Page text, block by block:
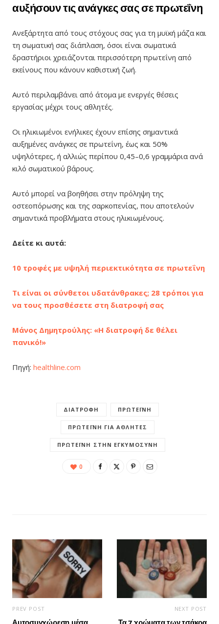
αυξήσουν τις ανάγκες σας σε πρωτεΐνη
Ανεξάρτητα από τους στόχους σας για τη μυϊκή μάζα και
τη σωματική σας διάπλαση, όσοι είναι σωματικά
δραστήριοι χρειάζονται περισσότερη πρωτεΐνη από
εκείνους που κάνουν καθιστική ζωή.
Αυτό περιλαμβάνει από άτομα με ενεργές θέσεις
εργασίας μέχρι τους αθλητές.
Οι ηλικιωμένοι ενήλικες έχουν επίσης σημαντικά
αυξημένες ανάγκες σε πρωτεΐνη, έως και 50%
υψηλότερες, ή αλλιώς περίπου 0,45–0,6 γραμμάρια ανά
κιλό σωματικού βάρους.
Αυτό μπορεί να βοηθήσει στην πρόληψη της
οστεοπόρωσης και της σαρκοπενίας, που αποτελούν
σημαντικά προβλήματα στους ηλικιωμένους.
Δείτε κι αυτά:
10 τροφές με υψηλή περιεκτικότητα σε πρωτεΐνη
Τι είναι οι σύνθετοι υδατάνθρακες; 28 τρόποι για
να τους προσθέσετε στη διατροφή σας
Μάνος Δημητρούλης: «Η διατροφή δε θέλει
πανικό!»
Πηγή: healthline.com
ΔΙΑΤΡΟΦΉ ΠΡΩΤΕΪ́ΝΗ
ΠΡΩΤΕΪΝΗ ΓΙΑ ΑΘΛΗΤΈΣ
ΠΡΩΤΕΪΝΗ ΣΤΗΝ ΕΓΚΥΜΟΣΎΝΗ
0
PREV POST NEXT POST